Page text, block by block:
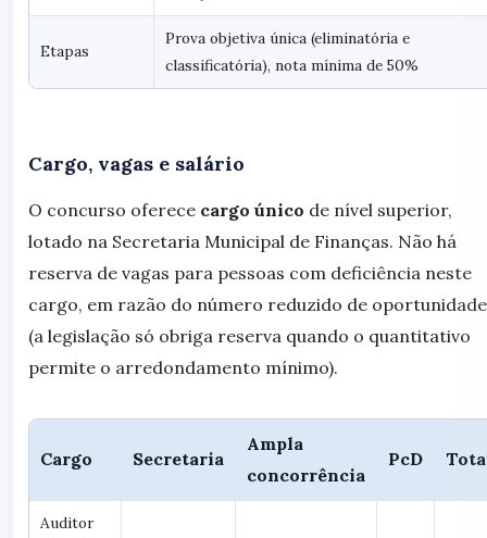
Etapas
Prova objetiva única (eliminatória e
classificatória), nota mínima de 50%
Cargo, vagas e salário
O concurso oferece cargo único de nível superior,
lotado na Secretaria Municipal de Finanças. Não há
reserva de vagas para pessoas com deficiência neste
cargo, em razão do número reduzido de
(a legislação só obriga reserva quando o quantitativo
permite o arredondamento mínimo).
Cargo Secretaria
Ampla
concorrência
PcD
Auditor